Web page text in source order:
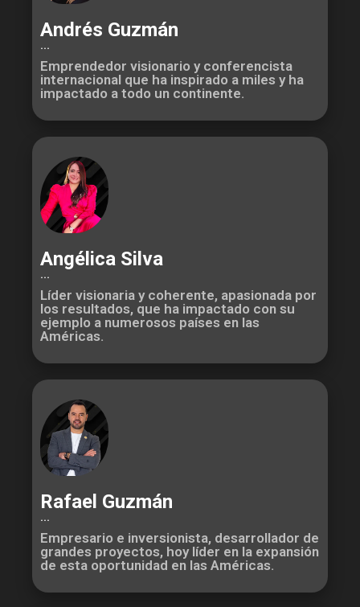
Andrés Guzmán
...
Emprendedor visionario y conferencista
internacional que ha inspirado a miles y ha
impactado a todo un continente.
Angélica Silva
...
Líder visionaria y coherente, apasionada por
los resultados, que ha impactado con su
ejemplo a numerosos países en las
Américas.
Rafael Guzmán
...
Empresario e inversionista, desarrollador de
grandes proyectos, hoy líder en la expansión
de esta oportunidad en las Américas.